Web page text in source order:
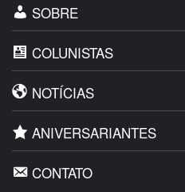
SOBRE
COLUNISTAS
NOTÍCIAS
ANIVERSARIANTES
CONTATO